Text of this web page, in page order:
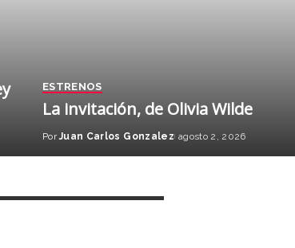
ESTRENOS
La invitación, de Olivia Wilde
Por Juan Carlos Gonzalez agosto 2, 2026